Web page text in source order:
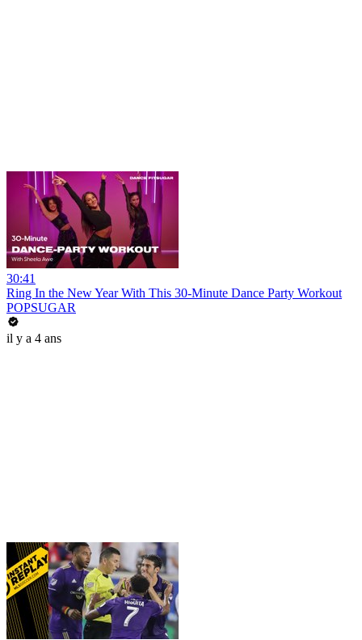
30:41
Ring In the New Year With This 30-Minute Dance Party Workout
POPSUGAR
il y a 4 ans